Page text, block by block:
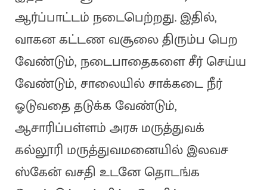
ஆர்ப்பாட்டம் நடைபெற்றது. இதில்,
வாகன கட்டண வசூலை திரும்ப பெற
வேண்டும், நடைபாதைகளை சீர் செய்ய
வேண்டும், சாலையில் சாக்கடை நீர்
ஓடுவதை தடுக்க வேண்டும்,
ஆசாரிப்பள்ளம் அரசு மருத்துவக்
கல்லூரி மருத்துவமனையில் இலவச
ஸ்கேன் வசதி உடனே தொடங்க